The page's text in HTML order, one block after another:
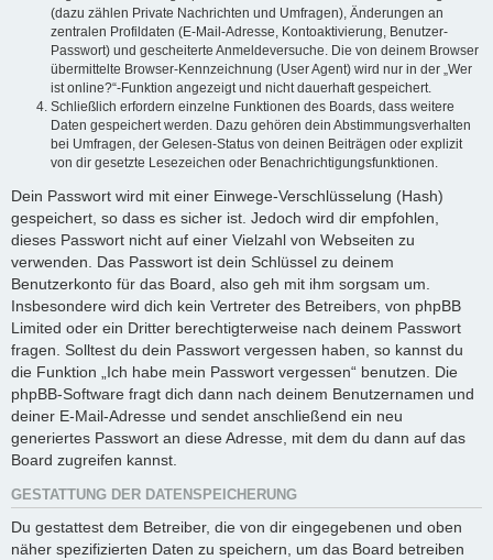
(dazu zählen Private Nachrichten und Umfragen), Änderungen an
zentralen Profildaten (E-Mail-Adresse, Kontoaktivierung, Benutzer-
Passwort) und gescheiterte Anmeldeversuche. Die von deinem Browser
übermittelte Browser-Kennzeichnung (User Agent) wird nur in der „Wer
ist online?“-Funktion angezeigt und nicht dauerhaft gespeichert.
Schließlich erfordern einzelne Funktionen des Boards, dass weitere
Daten gespeichert werden. Dazu gehören dein Abstimmungsverhalten
bei Umfragen, der Gelesen-Status von deinen Beiträgen oder explizit
von dir gesetzte Lesezeichen oder Benachrichtigungsfunktionen.
Dein Passwort wird mit einer Einwege-Verschlüsselung (Hash)
gespeichert, so dass es sicher ist. Jedoch wird dir empfohlen,
dieses Passwort nicht auf einer Vielzahl von Webseiten zu
verwenden. Das Passwort ist dein Schlüssel zu deinem
Benutzerkonto für das Board, also geh mit ihm sorgsam um.
Insbesondere wird dich kein Vertreter des Betreibers, von phpBB
Limited oder ein Dritter berechtigterweise nach deinem Passwort
fragen. Solltest du dein Passwort vergessen haben, so kannst du
die Funktion „Ich habe mein Passwort vergessen“ benutzen. Die
phpBB-Software fragt dich dann nach deinem Benutzernamen und
deiner E-Mail-Adresse und sendet anschließend ein neu
generiertes Passwort an diese Adresse, mit dem du dann auf das
Board zugreifen kannst.
GESTATTUNG DER DATENSPEICHERUNG
Du gestattest dem Betreiber, die von dir eingegebenen und oben
näher spezifizierten Daten zu speichern, um das Board betreiben